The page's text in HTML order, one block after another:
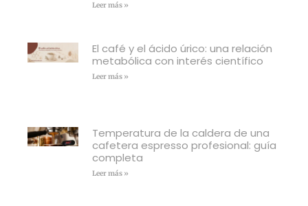
Leer más »
El café y el ácido úrico: una relación
metabólica con interés científico
Leer más »
Temperatura de la caldera de una
cafetera espresso profesional: guía
completa
Leer más »